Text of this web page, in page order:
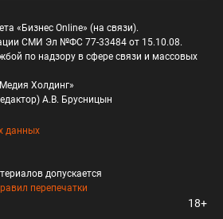
«Бизнес Online» (на связи).
СМИ Эл №ФС 77-33484 от 15.10.08.
по надзору в сфере связи и массовых
Холдинг»
А.В. Брусницын
данных
допускается
перепечатки
18+